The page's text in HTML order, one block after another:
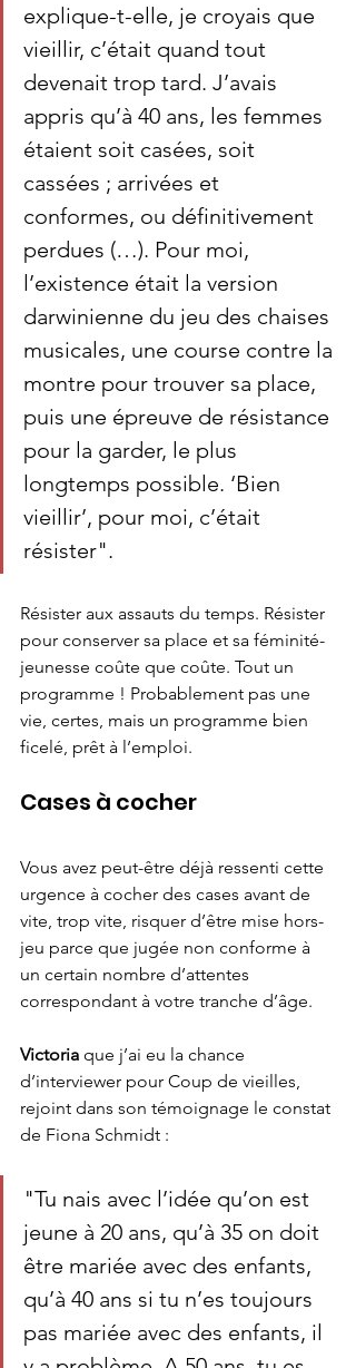
explique-t-elle, je croyais que
vieillir, c’était quand tout
devenait trop tard. J’avais
appris qu’à 40 ans, les femmes
étaient soit casées, soit
cassées ; arrivées et
conformes, ou définitivement
perdues (…). Pour moi,
l’existence était la version
darwinienne du jeu des chaises
musicales, une course contre la
montre pour trouver sa place,
puis une épreuve de résistance
pour la garder, le plus
longtemps possible. ‘Bien
vieillir’, pour moi, c’était
résister".
Résister aux assauts du temps. Résister
pour conserver sa place et sa féminité-
jeunesse coûte que coûte. Tout un
programme ! Probablement pas une
vie, certes, mais un programme bien
ficelé, prêt à l’emploi.
Cases à cocher
Vous avez peut-être déjà ressenti cette
urgence à cocher des cases avant de
vite, trop vite, risquer d’être mise hors-
jeu parce que jugée non conforme à
un certain nombre d’attentes
correspondant à votre tranche d’âge.
Victoria que j’ai eu la chance
d’interviewer pour Coup de vieilles,
rejoint dans son témoignage le constat
de Fiona Schmidt :
"Tu nais avec l’idée qu’on est
jeune à 20 ans, qu’à 35 on doit
être mariée avec des enfants,
qu’à 40 ans si tu n’es toujours
pas mariée avec des enfants, il